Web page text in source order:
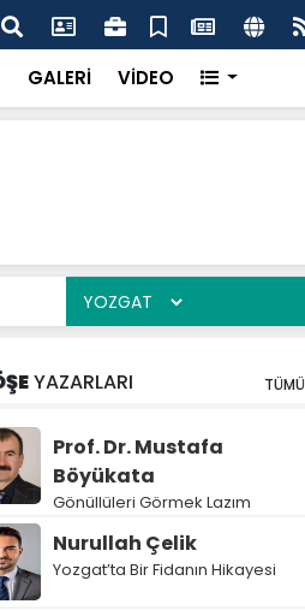
yeni dönem
GALERİ VİDEO
YAZARLARI TÜMÜ
Prof. Dr. Mustafa
Böyükata
Gönüllüleri Görmek Lazım
Nurullah Çelik
Yozgat’ta Bir Fidanın Hikayesi